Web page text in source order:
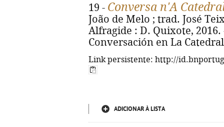
19 - Conversa n'A
João de Melo ; trad. José
Alfragide : D. Quixote, 2016.
Conversación en La
Link persistente: http://
ADICIONAR À LISTA